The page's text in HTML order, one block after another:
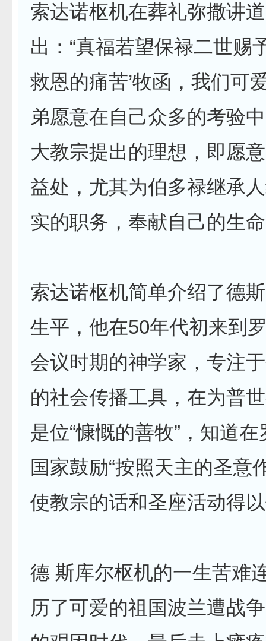
索达诺枢机在葬礼弥撒讲
出：“真福若望保禄二世赐
救恩的痛苦’牧函，我们可
弟愿意在自己众多的考验
大教宗提出的理想，即愿
益处，尤其为伯多禄继承
实的职务，奉献自己的生
索达诺枢机简单介绍了德
生平，他在50年代初来到
会议时期的神学家，专注
的社会传播工具，在为普
是位“慷慨的善牧”，知道
国家鼓励“按照天主的圣意
使教宗的话和圣座活动得
德 斯库尔枢机的一生苦难
历了可爱的祖国波兰遭战